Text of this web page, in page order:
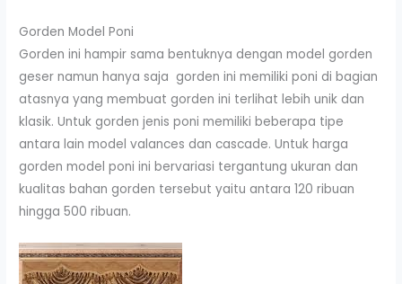
Gorden Model Poni
Gorden ini hampir sama bentuknya dengan model gorden
geser namun hanya saja gorden ini memiliki poni di bagian
atasnya yang membuat gorden ini terlihat lebih unik dan
klasik. Untuk gorden jenis poni memiliki beberapa tipe
antara lain model valances dan cascade. Untuk harga
gorden model poni ini bervariasi tergantung ukuran dan
kualitas bahan gorden tersebut yaitu antara 120 ribuan
hingga 500 ribuan.